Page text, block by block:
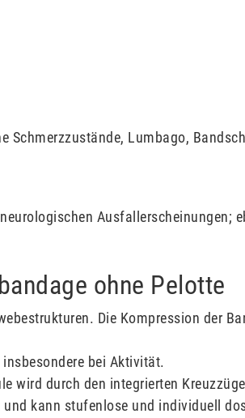
Lumbago,
Ausfallerscheinungen;
ohne Pelotte
Die Kompression der
bei Aktivität.
wird durch den integrierten
kann stufenlose und individuell